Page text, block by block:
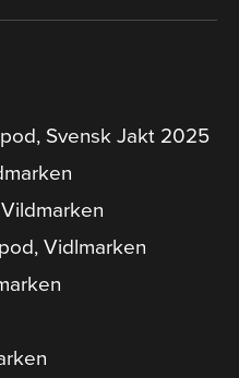
Svensk Jakt 2025
Vidlmarken